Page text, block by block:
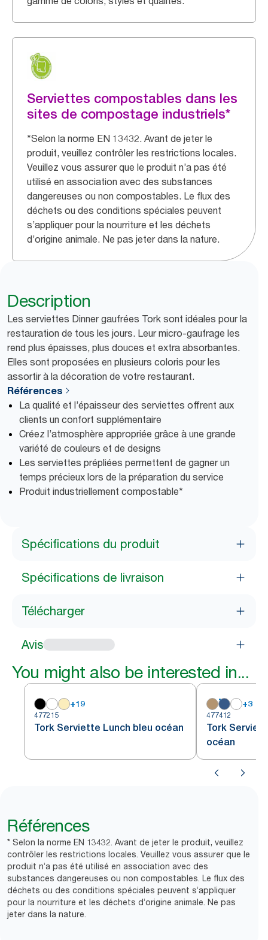
Serviettes compostables dans les
sites de compostage industriels*
*Selon la norme EN 13432. Avant de jeter le
produit, veuillez contrôler les restrictions locales.
Veuillez vous assurer que le produit n’a pas été
utilisé en association avec des substances
dangereuses ou non compostables. Le flux des
déchets ou des conditions spéciales peuvent
s’appliquer pour la nourriture et les déchets
d’origine animale. Ne pas jeter dans la nature.
Description
Les serviettes Dinner gaufrées Tork sont idéales pour la
restauration de tous les jours. Leur micro-gaufrage les
rend plus épaisses, plus douces et extra absorbantes.
Elles sont proposées en plusieurs coloris pour les
assortir à la décoration de votre restaurant.
Références
La qualité et l’épaisseur des serviettes offrent aux
clients un confort supplémentaire
Créez l’atmosphère appropriée grâce à une grande
variété de couleurs et de designs
Les serviettes prépliées permettent de gagner un
temps précieux lors de la préparation du service
Produit industriellement compostable*
Spécifications du produit
Spécifications de livraison
Télécharger
Avis
You might also be interested in...
+19
477215
Tork Serviette Lunch bleu océan
+3
477412
Tork
océan
Références
* Selon la norme EN 13432. Avant de jeter le produit, veuillez
contrôler les restrictions locales. Veuillez vous assurer que le
produit n’a pas été utilisé en association avec des
substances dangereuses ou non compostables. Le flux des
déchets ou des conditions spéciales peuvent s’appliquer
pour la nourriture et les déchets d’origine animale. Ne pas
jeter dans la nature.